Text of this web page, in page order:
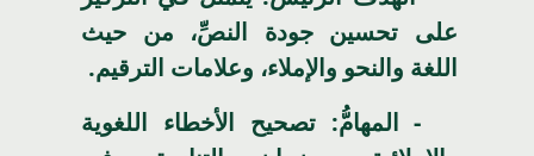
على تحسين جودة النصِّ، من حيث
اللغة والنحو والإملاء، وعلامات الترقيم.
- المهامُّ: تصحيح الأخطاء اللغوية